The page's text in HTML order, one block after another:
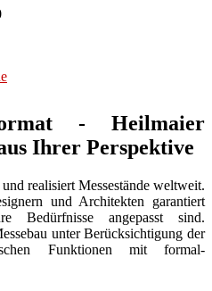
- Heilmaier
Ihrer Perspektive
realisiert Messestände weltweit.
und Architekten garantiert
Bedürfnisse angepasst sind.
unter Berücksichtigung der
Funktionen mit formal-